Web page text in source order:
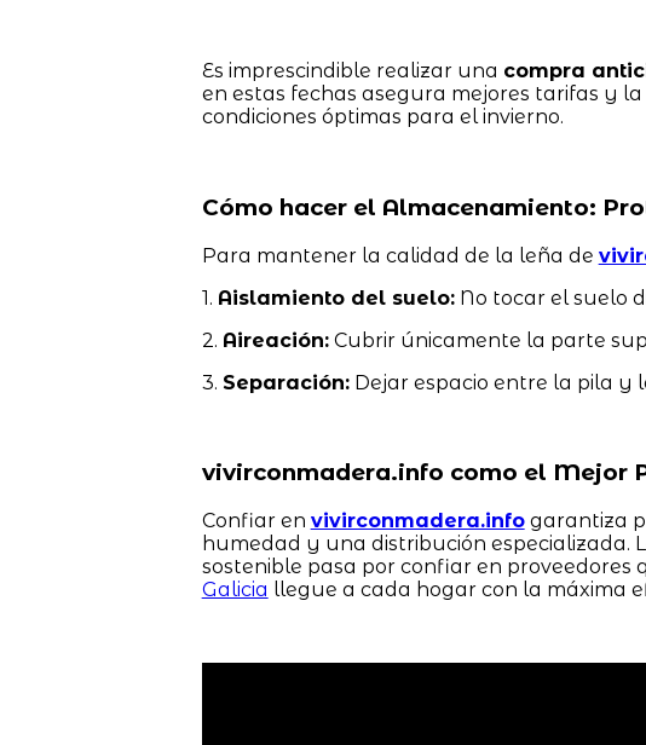
Es imprescindible realizar una compra
en estas fechas asegura mejores tarifas y
condiciones óptimas para el invierno.
Cómo hacer el Almacenamiento:
Para mantener la calidad de la leña de
1. Aislamiento del suelo:No tocar el suelo
2. Aireación:Cubrir únicamente la parte
3. Separación:Dejar espacio entre la pila y
vivirconmadera.info como el Mejor
Confiar en vivirconmadera.infogarantiza
humedad y una distribución especializada.
sostenible pasa por confiar en proveedores
Galicia llegue a cada hogar con la máxima